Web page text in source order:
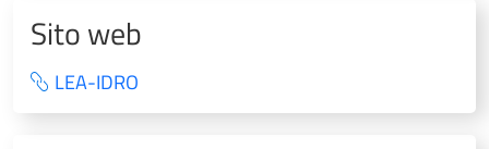
Sito web
LEA-IDRO